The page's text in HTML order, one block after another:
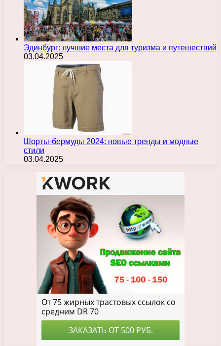
Эдинбург: лучшие места для туризма и путешествий
03.04.2025
Шорты-бермуды 2024: новые тренды и модные
стили
03.04.2025